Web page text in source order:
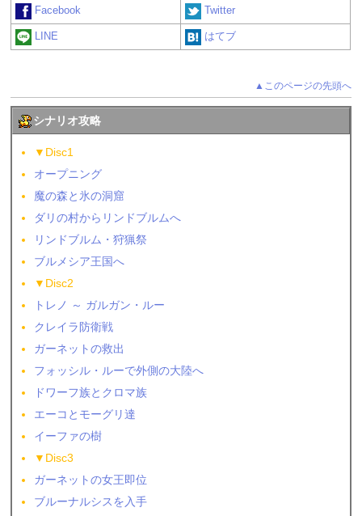
Facebook Twitter
LINE はてブ
▲このページの先頭へ
シナリオ攻略
▼Disc1
オープニング
魔の森と氷の洞窟
ダリの村からリンドブルムへ
リンドブルム・狩猟祭
ブルメシア王国へ
▼Disc2
トレノ ～ ガルガン・ルー
クレイラ防衛戦
ガーネットの救出
フォッシル・ルーで外側の大陸へ
ドワーフ族とクロマ族
エーコとモーグリ達
イーファの樹
▼Disc3
ガーネットの女王即位
ブルーナルシスを入手